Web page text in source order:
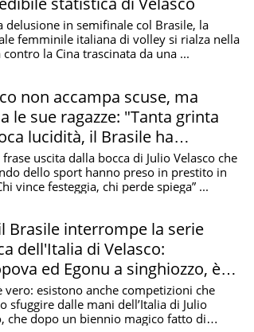
delusione in semifinale col Brasile, la
femminile italiana di volley si rialza nella
la Cina trascinata da una ...
non accampa scuse, ma
le sue ragazze: "Tanta grinta
lucidità, il Brasile ha
di vincere"
frase uscita dalla bocca di Julio Velasco che
dello sport hanno preso in prestito in
vince festeggia, chi perde spiega” ...
Brasile interrompe la serie
dell'Italia di Velasco:
ed Egonu a singhiozzo, è
amara
vero: esistono anche competizioni che
sfuggire dalle mani dell’Italia di Julio
che dopo un biennio magico fatto di